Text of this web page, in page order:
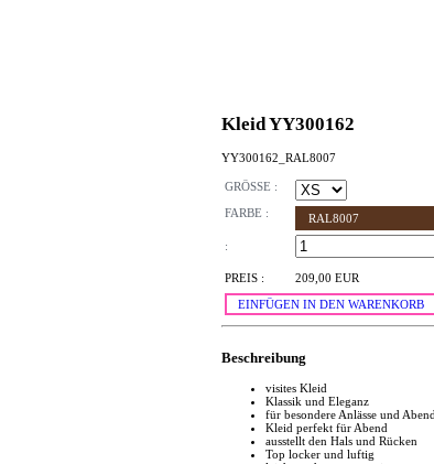
Kleid YY300162
YY300162_RAL8007
GRÖSSE :
FARBE :
RAL8007
:
PREIS :
209,00 EUR
EINFÜGEN IN DEN WARENKORB
Beschreibung
visites Kleid
Klassik und Eleganz
für besondere Anlässe und
Kleid perfekt für Abend
ausstellt den Hals und Rücken
Top locker und luftig